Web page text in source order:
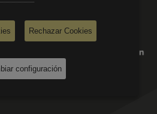
Rechazar Cookies
configuración